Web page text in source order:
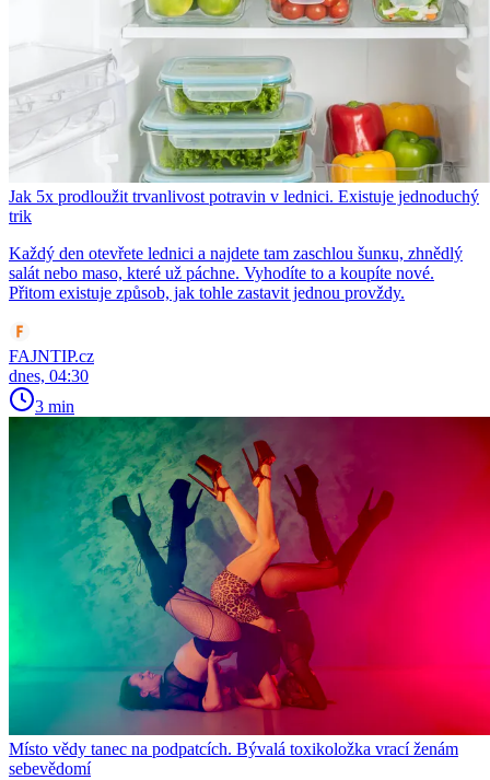
Jak 5x prodloužit trvanlivost potravin v lednici. Existuje jednoduchý
trik
Každý den otevřete lednici a najdete tam zaschlou šunкu, zhnědlý
salát nebo maso, které už páchne. Vyhodíte to a koupíte nové.
Přitom existuje způsob, jak tohle zastavit jednou provždy.
FAJNTIP.cz
dnes, 04:30
3 min
Místo vědy tanec na podpatcích. Bývalá toxikoložka vrací ženám
sebevědomí